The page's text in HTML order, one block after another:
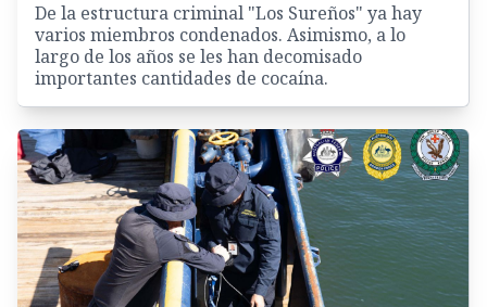
De la estructura criminal "Los Sureños" ya hay
varios miembros condenados. Asimismo, a lo
largo de los años se les han decomisado
importantes cantidades de cocaína.